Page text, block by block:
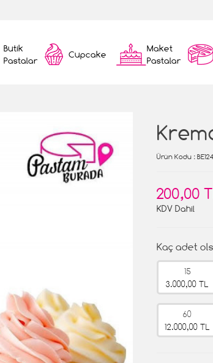
Butik
Pastalar
Cupcake
Maket
Pastalar
Ürün Kodu : BE124
200,00
KDV Dahil
Kaç adet
15
3.000,00 TL
60
12.000,00 TL